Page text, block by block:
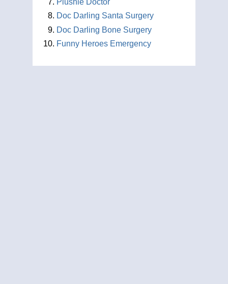
Doc Darling Santa Surgery
Doc Darling Bone Surgery
Funny Heroes Emergency